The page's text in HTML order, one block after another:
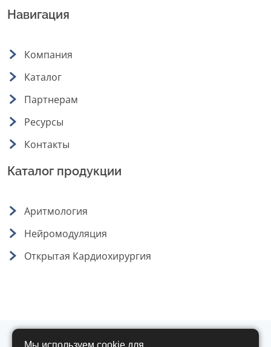
Навигация
Компания
Каталог
Партнерам
Ресурсы
Контакты
Каталог продукции
Аритмология
Нейромодуляция
Открытая Кардиохирургия
Мы используем cookie для